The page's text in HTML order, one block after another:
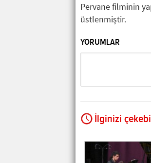
Pervane filminin
üstlenmiştir.
YORUMLAR
İlginizi